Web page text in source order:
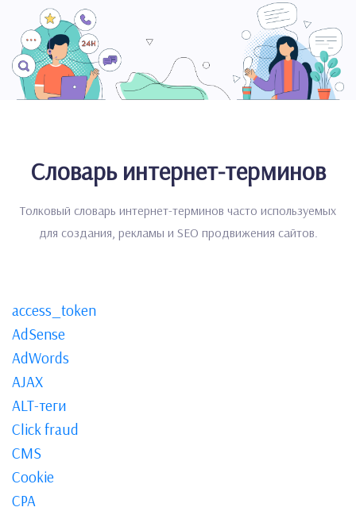
Словарь интернет-терминов
Толковый словарь интернет-терминов часто используемых
для создания, рекламы и SEO продвижения сайтов.
access_token
AdSense
AdWords
AJAX
ALT-теги
Click fraud
CMS
Cookie
CPA